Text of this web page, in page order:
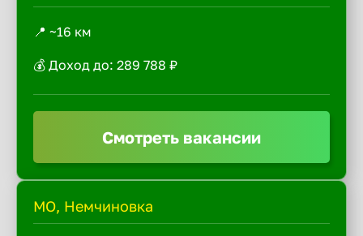
📍 ~16 км
💰 Доход до: 289 788 ₽
Смотреть вакансии
МО, Немчиновка